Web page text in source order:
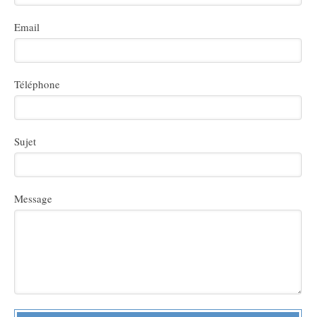
Email
Téléphone
Sujet
Message